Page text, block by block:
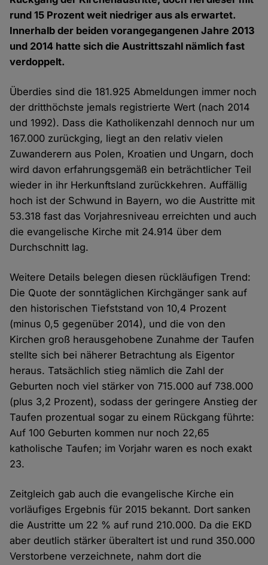
rund 15 Prozent weit niedriger aus als erwartet.
Innerhalb der beiden vorangegangenen Jahre 2013
und 2014 hatte sich die Austrittszahl nämlich fast
verdoppelt.
Überdies sind die 181.925 Abmeldungen immer noch
der dritthöchste jemals registrierte Wert (nach 2014
und 1992). Dass die Katholikenzahl dennoch nur um
167.000 zurückging, liegt an den relativ vielen
Zuwanderern aus Polen, Kroatien und Ungarn, doch
wird davon erfahrungsgemäß ein beträchtlicher Teil
wieder in ihr Herkunftsland zurückkehren. Auffällig
hoch ist der Schwund in Bayern, wo die Austritte mit
53.318 fast das Vorjahresniveau erreichten und auch
die evangelische Kirche mit 24.914 über dem
Durchschnitt lag.
Weitere Details belegen diesen rückläufigen Trend:
Die Quote der sonntäglichen Kirchgänger sank auf
den historischen Tiefststand von 10,4 Prozent
(minus 0,5 gegenüber 2014), und die von den
Kirchen groß herausgehobene Zunahme der Taufen
stellte sich bei näherer Betrachtung als Eigentor
heraus. Tatsächlich stieg nämlich die Zahl der
Geburten noch viel stärker von 715.000 auf 738.000
(plus 3,2 Prozent), sodass der geringere Anstieg der
Taufen prozentual sogar zu einem Rückgang führte:
Auf 100 Geburten kommen nur noch 22,65
katholische Taufen; im Vorjahr waren es noch exakt
23.
Zeitgleich gab auch die evangelische Kirche ein
vorläufiges Ergebnis für 2015 bekannt. Dort sanken
die Austritte um 22 % auf rund 210.000. Da die EKD
aber deutlich stärker überaltert ist und rund 350.000
Verstorbene verzeichnete, nahm dort die